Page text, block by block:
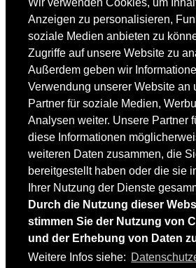
Wir verwenden Cookies, um
Anzeigen zu personalisieren,
soziale Medien anbieten zu
Zugriffe auf unsere Website zu
Außerdem geben wir
Verwendung unserer Website an
Partner für soziale Medien,
Analysen weiter. Unsere Partner
diese Informationen
weiteren Daten zusammen, die
bereitgestellt haben oder die sie
Ihrer Nutzung der Dienste
Durch die Nutzung dieser
stimmen Sie der Nutzung von
und der Erhebung von Daten
Weitere Infos siehe:
Fortgeschrittene
Lehrplan
Videoanalyse
SKI
SKITEST
Ski-FAQ
Tipps Ski-Kauf
Ski-Typen
Skishops
EQUIPMENT
Skibekleidung
Skischuhe
Bootfitting
Skihelme
Skiservice selbst